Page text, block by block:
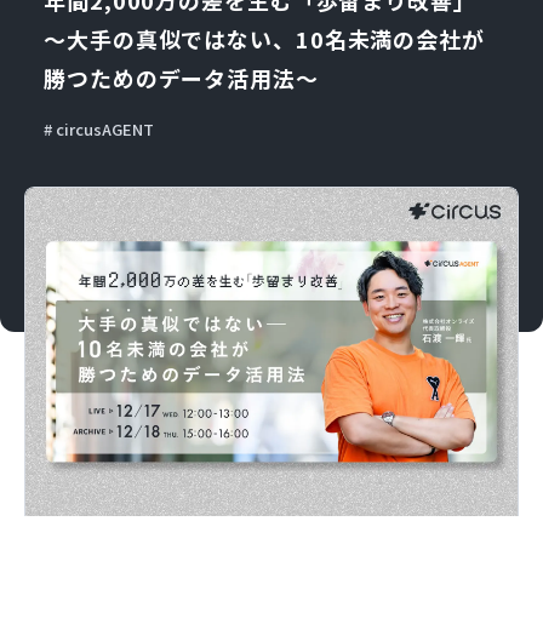
〜大手の真似ではない、10名未満の会社が
勝つためのデータ活用法〜
circusAGENT